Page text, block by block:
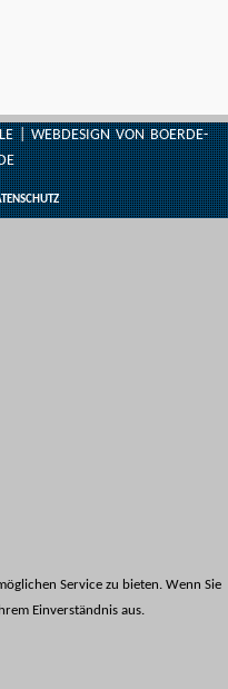
| WEBDESIGN VONBOERDE-
Service zu bieten. Wenn Sie
Einverständnis aus.